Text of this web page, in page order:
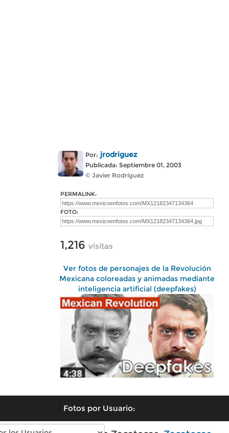
Por: jrodriguez
Publicada: Septiembre 01, 2003
© Javier Rodríguez
PERMALINK:
FOTO:
1,216 visitas
Ver fotos de personajes de la Revolución
Mexicana coloreadas y animadas mediante
inteligencia artificial (deepfakes)
Fotos por Usuario: